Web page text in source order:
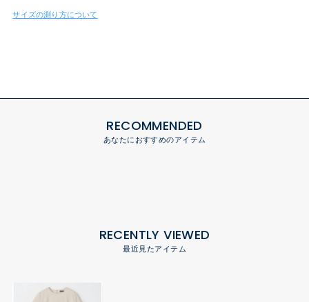
サイズの測り方について
RECOMMENDED
あなたにおすすめのアイテム
RECENTLY VIEWED
最近見たアイテム